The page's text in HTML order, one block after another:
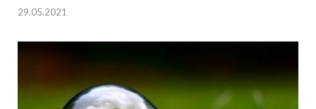
29.05.2021